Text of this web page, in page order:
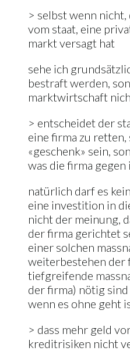
> selbst wenn
vom staat, eine
markt versagt hat
sehe ich
bestraft werden,
marktwirtschaft
> entscheidet der
eine firma zu retten,
«geschenk» sein,
was die firma
natürlich darf es
eine investition in
nicht der meinung,
der firma gerichtet
einer solchen
weiterbestehen der
tiefgreifende
der firma) nötig
wenn es ohne geht
> dass mehr geld
kreditrisiken nicht